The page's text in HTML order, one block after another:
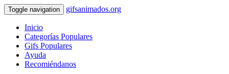
Toggle navigation gifsanimados.org
Inicio
Categorías Populares
Gifs Populares
Ayuda
Recomiéndanos